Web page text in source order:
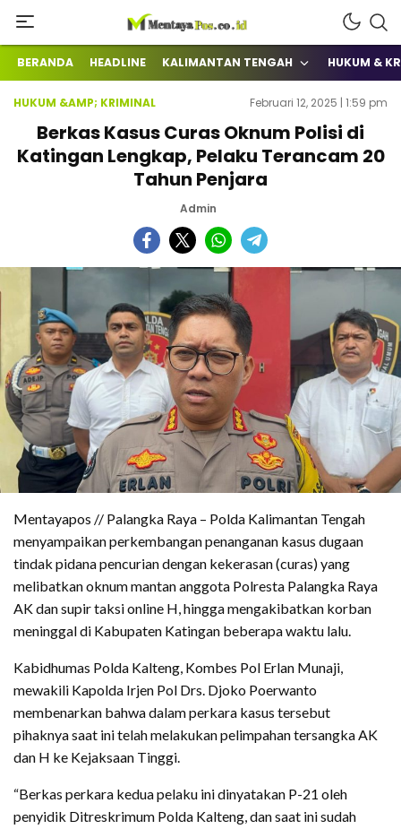
mentayapos.co.id
Terkini Mengabarkan
BERANDA HEADLINE KALIMANTAN TENGAH HUKUM &
HUKUM &AMP; KRIMINAL Februari 12, 2025 | 1:59 pm
Berkas Kasus Curas Oknum Polisi di
Katingan Lengkap, Pelaku Terancam 20
Tahun Penjara
Admin
Mentayapos // Palangka Raya – Polda Kalimantan Tengah
menyampaikan perkembangan penanganan kasus dugaan
tindak pidana pencurian dengan kekerasan (curas) yang
melibatkan oknum mantan anggota Polresta Palangka Raya
AK dan supir taksi online H, hingga mengakibatkan korban
meninggal di Kabupaten Katingan beberapa waktu lalu.
Kabidhumas Polda Kalteng, Kombes Pol Erlan Munaji,
mewakili Kapolda Irjen Pol Drs. Djoko Poerwanto
membenarkan bahwa dalam perkara kasus tersebut
pihaknya saat ini telah melakukan pelimpahan tersangka AK
dan H ke Kejaksaan Tinggi.
“Berkas perkara kedua pelaku ini dinyatakan P-21 oleh
penyidik Ditreskrimum Polda Kalteng, dan saat ini sudah